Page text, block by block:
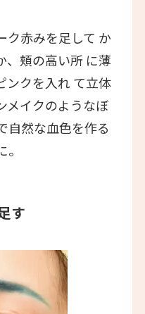
ク赤みを足して か
、頬の高い所 に薄
ンクを入れ て立体
メイクのようなぼ
自然な血色を作る
す